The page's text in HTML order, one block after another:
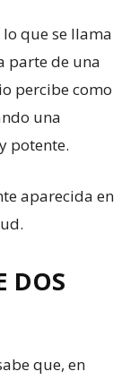
lo que se llama
parte de una
percibe como
una
potente.
aparecida en
DOS
que, en